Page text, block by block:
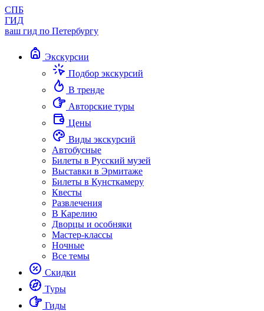
СПБ
ГИД
ваш гид по Петербургу
Экскурсии
Подбор экскурсий
В тренде
Авторские туры
Цены
Виды экскурсий
Автобусные
Билеты в Русский музей
Выставки в Эрмитаже
Билеты в Кунсткамеру
Квесты
Развлечения
В Карелию
Дворцы и особняки
Мастер-классы
Ночные
Все темы
Скидки
Туры
Гиды